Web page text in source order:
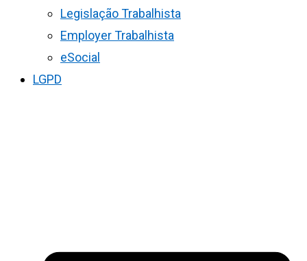
Legislação Trabalhista
Employer Trabalhista
eSocial
LGPD